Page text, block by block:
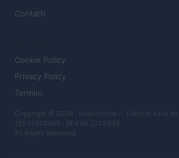
Contatti
Cookie Policy
Privacy Policy
Termini
Copyright © 2026 · Ilcalcionline — Edito in Italia da
13542920965 · REA MI 2729933
All Rights Reserved